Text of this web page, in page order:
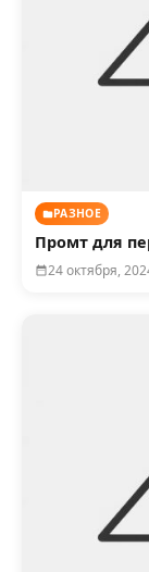
РАЗНОЕ
Промт для
24 октября,